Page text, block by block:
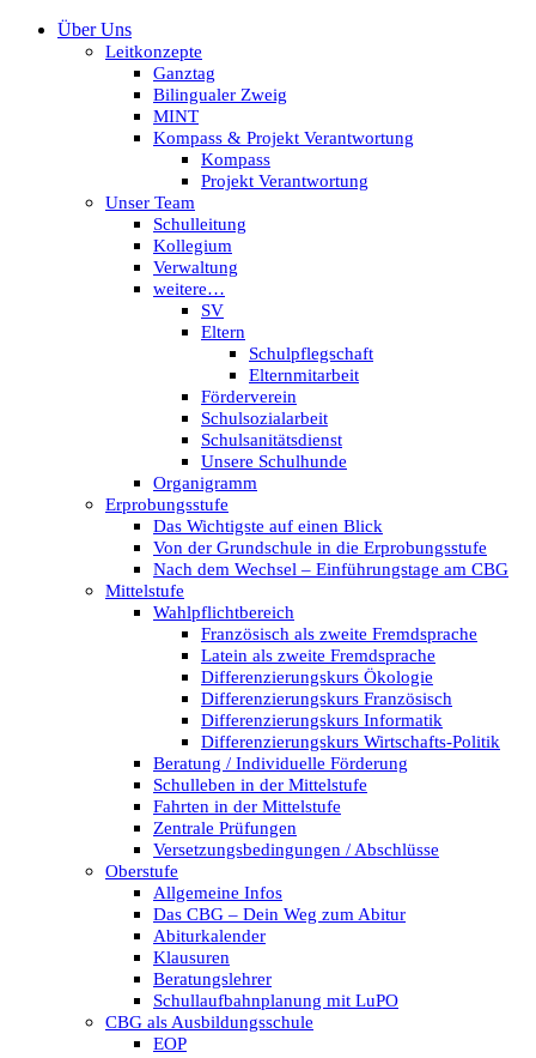
Über Uns
Leitkonzepte
Ganztag
Bilingualer Zweig
MINT
Kompass & Projekt Verantwortung
Kompass
Projekt Verantwortung
Unser Team
Schulleitung
Kollegium
Verwaltung
weitere…
SV
Eltern
Schulpflegschaft
Elternmitarbeit
Förderverein
Schulsozialarbeit
Schulsanitätsdienst
Unsere Schulhunde
Organigramm
Erprobungsstufe
Das Wichtigste auf einen Blick
Von der Grundschule in die Erprobungsstufe
Nach dem Wechsel – Einführungstage am CBG
Mittelstufe
Wahlpflichtbereich
Französisch als zweite Fremdsprache
Latein als zweite Fremdsprache
Differenzierungskurs Ökologie
Differenzierungskurs Französisch
Differenzierungskurs Informatik
Differenzierungskurs Wirtschafts-Politik
Beratung / Individuelle Förderung
Schulleben in der Mittelstufe
Fahrten in der Mittelstufe
Zentrale Prüfungen
Versetzungsbedingungen / Abschlüsse
Oberstufe
Allgemeine Infos
Das CBG – Dein Weg zum Abitur
Abiturkalender
Klausuren
Beratungslehrer
Schullaufbahnplanung mit LuPO
CBG als Ausbildungsschule
EOP